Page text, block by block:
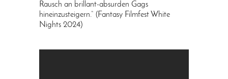
Rausch an brillant-absurden Gags
hineinzusteigern.“ (Fantasy Filmfest White
Nights 2024)